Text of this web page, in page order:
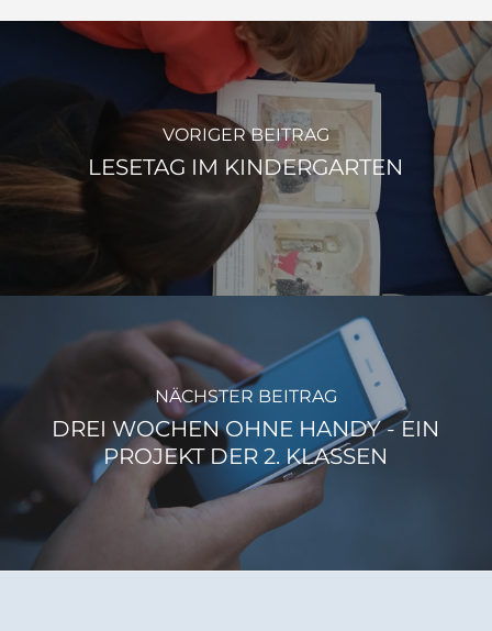
VORIGER BEITRAG
LESETAG IM KINDERGARTEN
NÄCHSTER BEITRAG
DREI WOCHEN OHNE HANDY - EIN
PROJEKT DER 2. KLASSEN